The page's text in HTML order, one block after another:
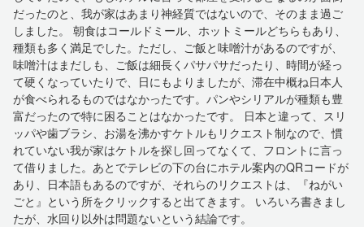
だったのと、我が家はあまり神経質ではないので、そのまま過ご
しました。 朝食はコールドミール、ホットミールどちらもあり、
種類も多く満足でした。ただし、ご飯と味噌汁があるのですが、
味噌汁はまだしも、ご飯は細長くパサパサだったり、時間が経っ
て硬くなっていたりで、日にもよりましたが、滞在中概ね日本人
が食べられるものではなかったです。パンやシリアルが種類も豊
富だったので特に困ることはなかったです。 日本と違って、スリ
ッパや歯ブラシ、お湯を沸かすケトルもリクエスト制なので、慣
れていない我が家はケトルを探し回ってなくて、フロントに言っ
て借りました。あとでテレビの下の台にホテル案内のQRコードが
あり、日本語もあるのですが、それらのリクエストは、『ねがい
ごと』という所をクリックすると出てきます。 いろいろ書きまし
たが、水回り以外は問題ないという結論です。